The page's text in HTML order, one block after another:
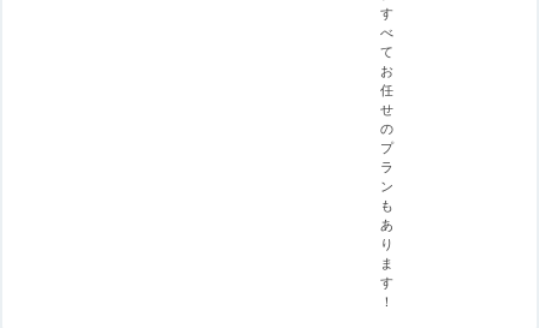
す
べ
て
お
任
せ
の
プ
ラ
ン
も
あ
り
ま
す
！